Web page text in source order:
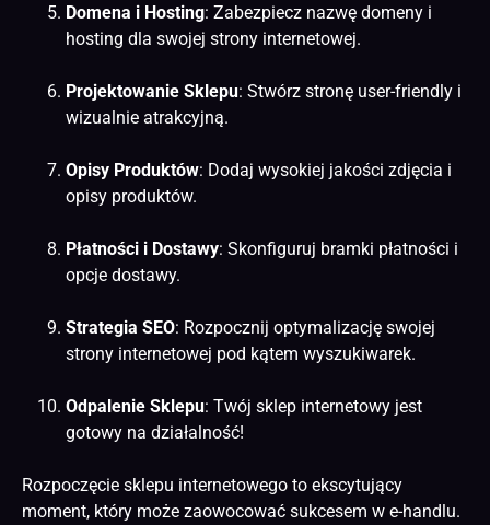
Domena i Hosting: Zabezpiecz nazwę domeny i
hosting dla swojej strony internetowej.
Projektowanie Sklepu: Stwórz stronę user-friendly i
wizualnie atrakcyjną.
Opisy Produktów: Dodaj wysokiej jakości zdjęcia i
opisy produktów.
Płatności i Dostawy: Skonfiguruj bramki płatności i
opcje dostawy.
Strategia SEO: Rozpocznij optymalizację swojej
strony internetowej pod kątem wyszukiwarek.
Odpalenie Sklepu: Twój sklep internetowy jest
gotowy na działalność!
Rozpoczęcie sklepu internetowego to ekscytujący
moment, który może zaowocować sukcesem w e-handlu.